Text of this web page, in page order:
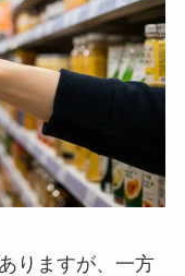
りますが、一方